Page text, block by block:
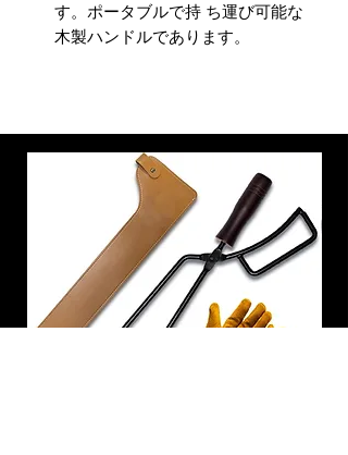
す。ポータブルで持 ち運び可能な
木製ハンドルであります。